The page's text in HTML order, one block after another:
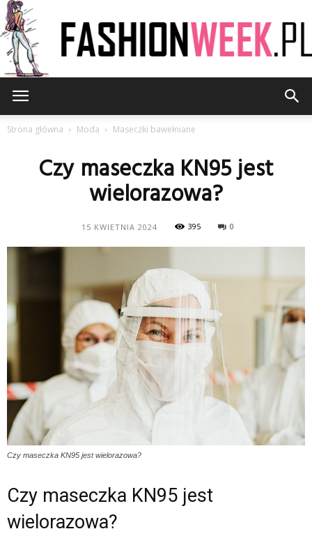
Strona główna Moda Maseczki bawełniane
Czy maseczka KN95 jest
wielorazowa?
15 KWIETNIA 2024 395 0
Czy maseczka KN95 jest wielorazowa?
Czy maseczka KN95 jest
wielorazowa?